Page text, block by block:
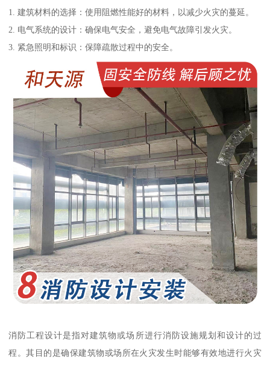
1. 建筑材料的选择：使用阻燃性能好的材料，以减少火灾的蔓延。
2. 电气系统的设计：确保电气安全，避免电气故障引发火灾。
3. 紧急照明和标识：保障疏散过程中的安全。
消防工程设计是指对建筑物或场所进行消防设施规划和设计的过
程。其目的是确保建筑物或场所在火灾发生时能够有效地进行火灾